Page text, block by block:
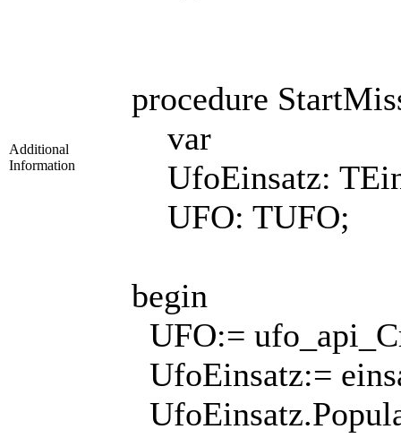
Additional
Information
procedure
var
UfoEinsatz:
UFO: TUFO;
begin
UFO:=
UfoEinsatz:=